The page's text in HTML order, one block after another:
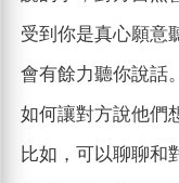
受到你是真心願意
會有餘力聽你說話
如何讓對方說他們
比如，可以聊聊和